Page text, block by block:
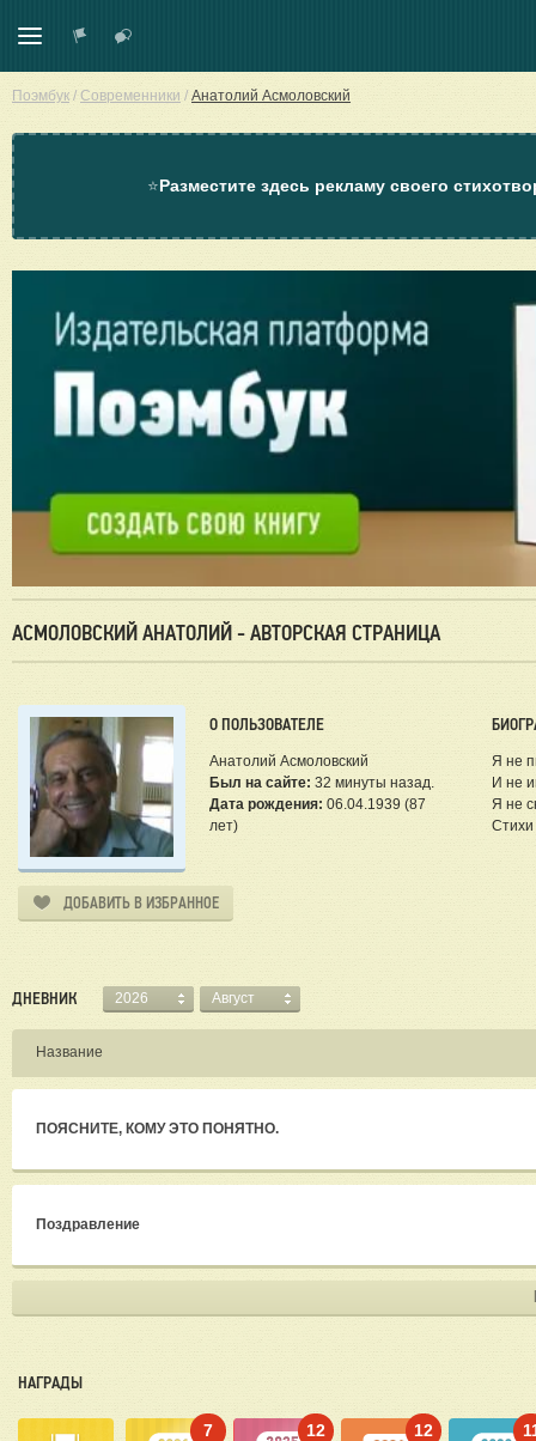
Поэмбук / Современники / Анатолий Асмоловский
⭐Разместите здесь рекламу своего
АСМОЛОВСКИЙ АНАТОЛИЙ - АВТОРСКАЯ СТРАНИЦА
О ПОЛЬЗОВАТЕЛЕ
Анатолий Асмоловский
Был на сайте: 32 минуты назад.
Дата рождения: 06.04.1939 (87
лет)
ДОБАВИТЬ В ИЗБРАННОЕ
Я не
И не
Я не
Стихи
ДНЕВНИК 2026 Август
Название
ПОЯСНИТЕ, КОМУ ЭТО ПОНЯТНО.
Поздравление
НАГРАДЫ
7 12 12